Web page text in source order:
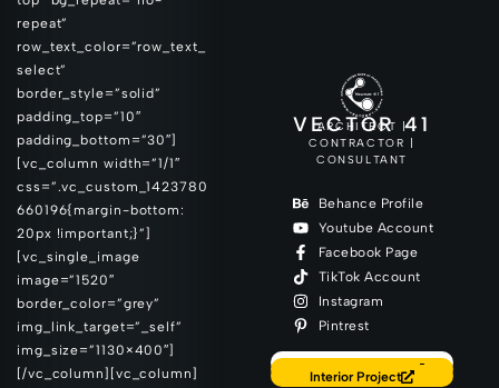
VECTOR 41
ARCHITECT |
CONTRACTOR |
CONSULTANT
Behance Profile
Youtube Account
Facebook Page
TikTok Account
Instagram
Pintrest
Back to Home
Our Latest Project
Interior Project
repeat”
row_text_color=”row_text_
select”
border_style=”solid”
padding_top=”10″
padding_bottom=”30″]
[vc_column width=”1/1″
css=”.vc_custom_1423780
660196{margin-bottom:
20px !important;}”]
[vc_single_image
image=”1520″
border_color=”grey”
img_link_target=”_self”
img_size=”1130×400″]
[/vc_column][vc_column]